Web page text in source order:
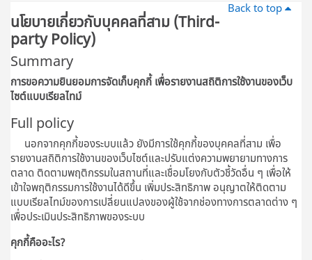
Back to top
นโยบายเกี่ยวกับบุคคลที่สาม (Third-
party Policy)
Summary
การขอความยินยอมการจัดเก็บคุกกี้ เพื่อรายงานสถิติการใช้งานของเว็บ
ไซต์แบบเรียลไทม์
Full policy
นอกจากคุกกี้ของระบบแล้ว ยังมีการใช้คุกกี้ของบุคคลที่สาม เพื่อ
รายงานสถิติการใช้งานของเว็บไซต์และปรับแต่งความพยายามทางการ
ตลาด ติดตามพฤติกรรมในสถานที่และเชื่อมโยงกับตัวชี้วัดอื่น ๆ เพื่อให้
เข้าใจพฤติกรรมการใช้งานได้ดีขึ้น เพิ่มประสิทธิภาพ อนุญาตให้ติดตาม
แบบเรียลไทม์ของการเปลี่ยนแปลงของผู้ใช้จากช่องทางการตลาดต่าง ๆ
เพื่อประเมินประสิทธิภาพของระบบ
คุกกี้คืออะไร?